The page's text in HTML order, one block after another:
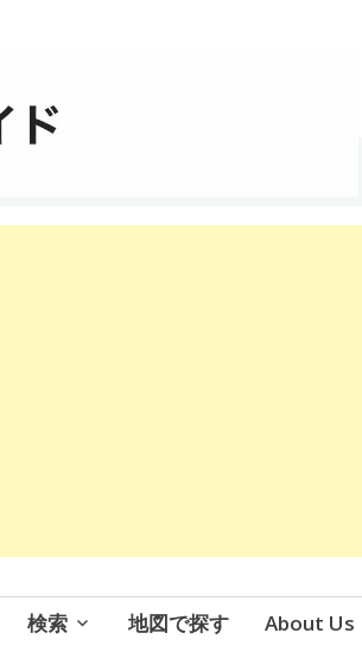
検索 地図で探す About Us